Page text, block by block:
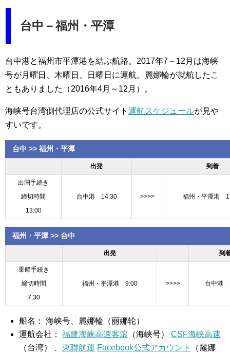
台中－福州・平潭
台中港と福州市平潭港を結ぶ航路。2017年7～12月は海峡
号が月曜日、木曜日、日曜日に運航。麗娜輪が就航したこ
ともありました（2016年4月～12月）。
海峡号台湾側代理店の公式サイト 運航スケジュールが見や
すいです。
台中 >> 福州・平潭
出発 到着
出国手続き
締切時間
13:00
台中港 14:30 >>>> 福州・平潭港
福州・平潭 >> 台中
出発 到
乗船手続き
締切時間
7:30
福州・平潭港 9:00 >>>> 台中港
船名： 海峡号、麗娜輪（丽娜轮）
運航会社：福建海峡高速客滾 （海峡号）CSF海峡高速
（台湾） 、東聯航運 Facebook公式アカウント
（麗娜